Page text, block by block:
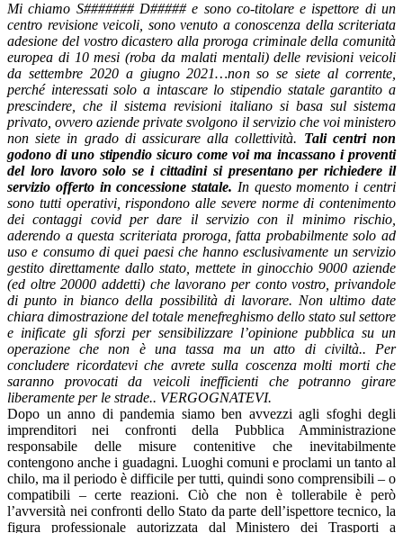
Mi chiamo S####### D##### e sono co-titolare e ispettore di un
centro revisione veicoli, sono venuto a conoscenza della scriteriata
adesione del vostro dicastero alla proroga criminale della comunità
europea di 10 mesi (roba da malati mentali) delle revisioni veicoli
da settembre 2020 a giugno 2021…non so se siete al corrente,
perché interessati solo a intascare lo stipendio statale garantito a
prescindere, che il sistema revisioni italiano si basa sul sistema
privato, ovvero aziende private svolgono il servizio che voi ministero
non siete in grado di assicurare alla collettività. Tali centri non
godono di uno stipendio sicuro come voi ma incassano i proventi
del loro lavoro solo se i cittadini si presentano per richiedere il
servizio offerto in concessione statale. In questo momento i centri
sono tutti operativi, rispondono alle severe norme di contenimento
dei contaggi covid per dare il servizio con il minimo rischio,
aderendo a questa scriteriata proroga, fatta probabilmente solo ad
uso e consumo di quei paesi che hanno esclusivamente un servizio
gestito direttamente dallo stato, mettete in ginocchio 9000 aziende
(ed oltre 20000 addetti) che lavorano per conto vostro, privandole
di punto in bianco della possibilità di lavorare. Non ultimo date
chiara dimostrazione del totale menefreghismo dello stato sul settore
e inificate gli sforzi per sensibilizzare l’opinione pubblica su un
operazione che non è una tassa ma un atto di civiltà.. Per
concludere ricordatevi che avrete sulla coscenza molti morti che
saranno provocati da veicoli inefficienti che potranno girare
liberamente per le strade.. VERGOGNATEVI.
Dopo un anno di pandemia siamo ben avvezzi agli sfoghi degli
imprenditori nei confronti della Pubblica Amministrazione
responsabile delle misure contenitive che inevitabilmente
contengono anche i guadagni. Luoghi comuni e proclami un tanto al
chilo, ma il periodo è difficile per tutti, quindi sono comprensibili – o
compatibili – certe reazioni. Ciò che non è tollerabile è però
l’avversità nei confronti dello Stato da parte dell’ispettore tecnico, la
figura professionale autorizzata dal Ministero dei Trasporti a